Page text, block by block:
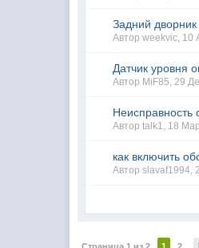
Задний дворник
Автор weekvic, 10
Датчик уровня
Автор MiF85,29
Авторtalk1, 18
как включить
Авторslavaf1994,